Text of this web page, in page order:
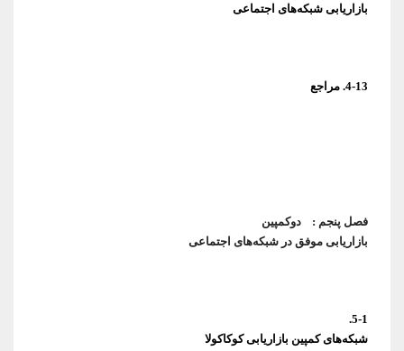
بازاریابی شبکه‌های اجتماعی
4-13. مراجع
فصل پنجم :
بازاریابی موفق در شبکه‌های اجتماعی
5-1.
شبکه‌های کمپین بازاریابی کوکاکولا